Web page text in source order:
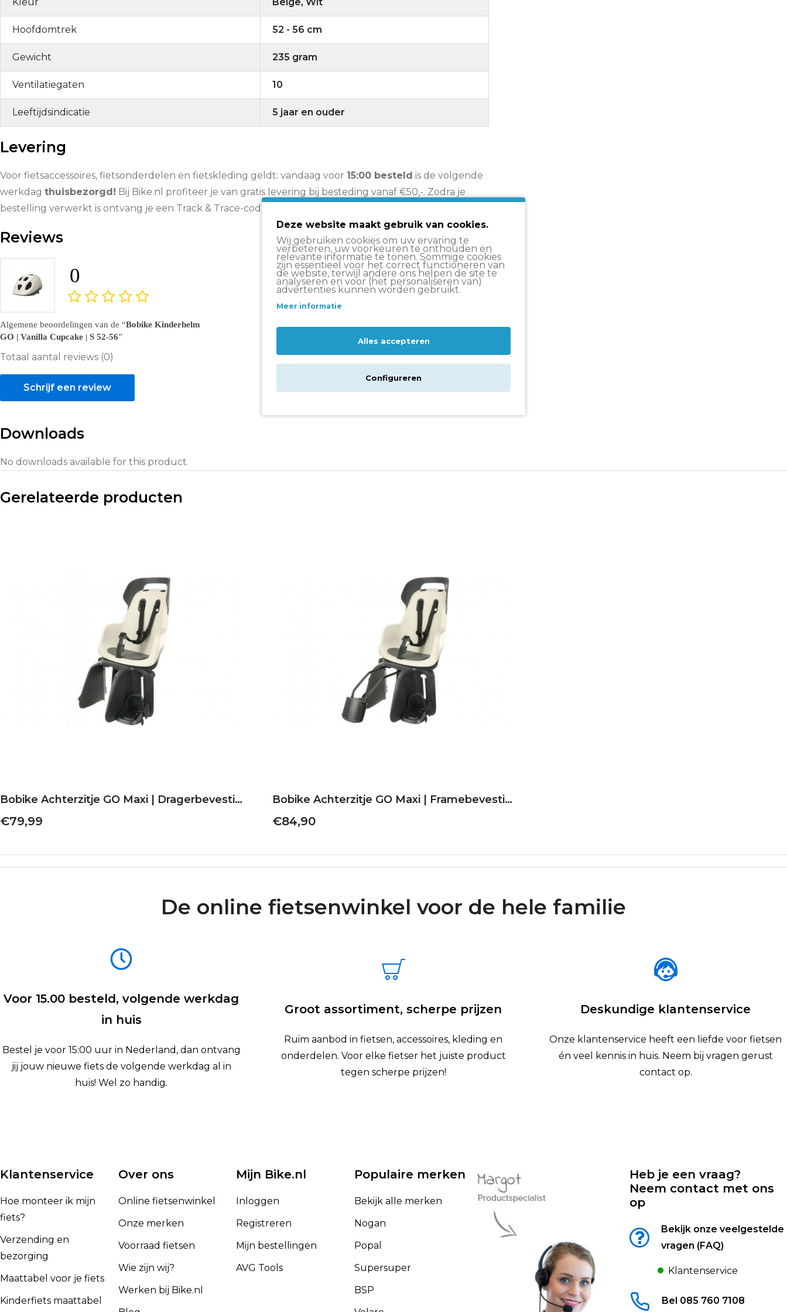
Hoofdomtrek 52 - 56 cm
Gewicht 235 gram
Ventilatiegaten 10
Leeftijdsindicatie 5 jaar en ouder
Levering
Voor fietsaccessoires, fietsonderdelen en fietskleding geldt: vandaag voor 15:00 besteld is de volgende
werkdag thuisbezorgd! Bij Bike.nl profiteer je van gratis levering bij besteding vanaf €50,-. Zodra je
bestelling verwerkt is ontvang je een Track & Trace-code waarmee je je pakketje kunt volgen.
Reviews
0
Algemene beoordelingen van de
Bobike Kinderhelm
GO | Vanilla Cupcake | S 52-56
Totaal aantal reviews (0)
5
0
4
0
3
Schrijf een review
Downloads
No downloads available for this product.
Gerelateerde producten
Bobike Achterzitje GO Maxi | Dragerbevestiging | Vanilla Cup Cake
€79,99
Bobike Achterzitje GO Maxi | Framebevestiging | Vanilla Cup Cake
€84,90
De online fietsenwinkel voor de hele familie
Voor 15.00 besteld, volgende werkdag
in huis
Bestel je voor 15:00 uur in Nederland, dan ontvang
jij jouw nieuwe fiets de volgende werkdag al in
huis! Wel zo handig.
Groot assortiment, scherpe prijzen
Ruim aanbod in fietsen, accessoires, kleding en
onderdelen. Voor elke fietser het juiste product
tegen scherpe prijzen!
Deskundige klantenservice
Onze klantenservice heeft een liefde voor fietsen
én veel kennis in huis. Neem bij vragen gerust
contact op.
Klantenservice
Hoe monteer ik mijn
fiets?
Verzending en
bezorging
Maattabel voor je fiets
Kinderfiets maattabel
Over ons
Online fietsenwinkel
Onze merken
Voorraad fietsen
Wie zijn wij?
Werken bij Bike.nl
Mijn Bike.nl
Inloggen
Registreren
Mijn bestellingen
AVG Tools
Populaire merken
Bekijk alle merken
Nogan
Popal
Supersuper
BSP
Heb je een vraag?
Neem contact met ons
op
Bekijk onze veelgestelde
vragen (FAQ)
Klantenservice
Bel 085 760 7108
Deze website maakt gebruik van cookies.
Wij gebruiken cookies om uw ervaring te
verbeteren, uw voorkeuren te onthouden en
relevante informatie te tonen. Sommige cookies
zijn essentieel voor het correct functioneren van
de website, terwijl andere ons helpen de site te
analyseren en voor (het personaliseren van)
advertenties kunnen worden gebruikt.
Meer informatie
Alles accepteren
Configureren